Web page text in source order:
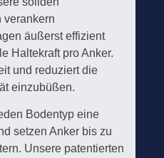
verankern
äußerst effizient
Haltekraft pro Anker.
und reduziert die
einzubüßen.
Bodentyp eine
setzen Anker bis zu
Unsere patentierten